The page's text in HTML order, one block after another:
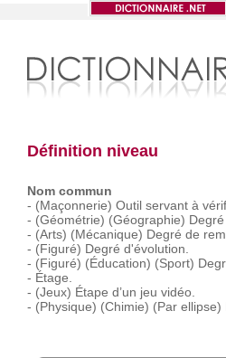
Définition niveau
Nom commun
- (Maçonnerie) Outil servant à
- (Géométrie) (Géographie) Degré
- (Arts) (Mécanique) Degré de
- (Figuré) Degré d'évolution.
- (Figuré) (Éducation) (Sport)
- Étage.
- (Jeux) Étape d’un jeu vidéo.
- (Physique) (Chimie) (Par ellipse)